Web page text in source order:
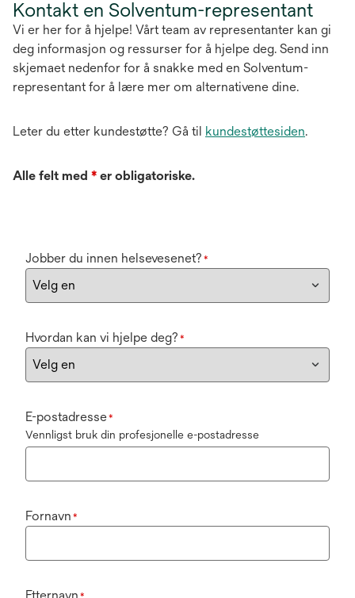
Kontakt en Solventum-representant
Vi er her for å hjelpe! Vårt team av representanter kan gi
deg informasjon og ressurser for å hjelpe deg. Send inn
skjemaet nedenfor for å snakke med en Solventum-
representant for å lære mer om alternativene dine.
Leter du etter kundestøtte? Gå til kundestøttesiden.
Alle felt med * er obligatoriske.
Jobber du innen helsevesenet? *
Hvordan kan vi hjelpe deg? *
E-postadresse*
Vennligst bruk din profesjonelle e-postadresse
Fornavn *